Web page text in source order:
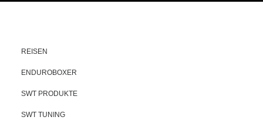
REISEN
ENDUROBOXER
SWT PRODUKTE
SWT TUNING